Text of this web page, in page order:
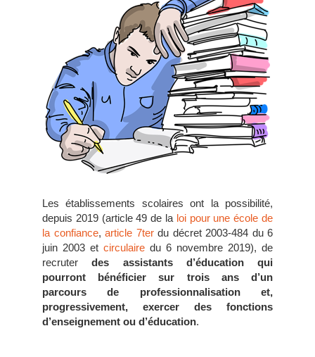
Les établissements scolaires ont la possibilité,
depuis 2019 (article 49 de la loi pour une école de
la confiance, article 7terdu décret 2003-484 du 6
juin 2003 et circulaire du 6 novembre 2019), de
recruterdes assistants d’éducation qui
pourront bénéficier sur trois ans d’un
parcours de professionnalisation et,
progressivement, exercer des fonctions
d’enseignement ou d’éducation.